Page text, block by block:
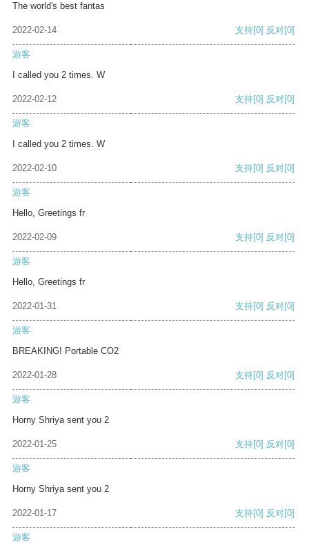
The world's best fantas
2022-02-14 支持[0] 反对[0]
游客
I called you 2 times. W
2022-02-12 支持[0] 反对[0]
游客
I called you 2 times. W
2022-02-10 支持[0] 反对[0]
游客
Hello, Greetings fr
2022-02-09 支持[0] 反对[0]
游客
Hello, Greetings fr
2022-01-31 支持[0] 反对[0]
游客
BREAKING! Portable CO2
2022-01-28 支持[0] 反对[0]
游客
Horny Shriya sent you 2
2022-01-25 支持[0] 反对[0]
游客
Horny Shriya sent you 2
2022-01-17 支持[0] 反对[0]
游客